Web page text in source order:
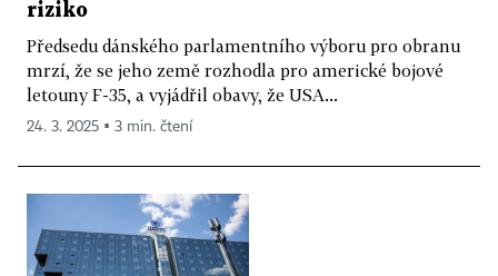
riziko
Předsedu dánského parlamentního výboru pro obranu
mrzí, že se jeho země rozhodla pro americké bojové
letouny F-35, a vyjádřil obavy, že USA...
24. 3. 2025 ▪ 3 min. čtení